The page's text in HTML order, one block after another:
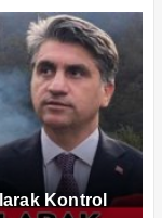
Kontrol